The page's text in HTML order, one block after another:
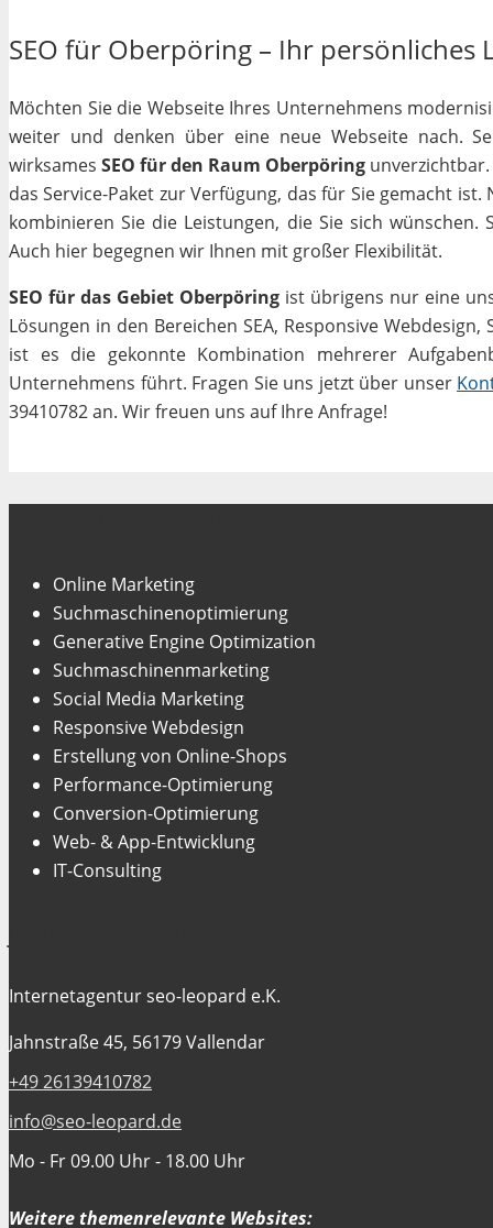
SEO für Oberpöring – Ihr persönliches
Möchten Sie die Webseite Ihres Unternehmens
weiter und denken über eine neue Webseite nach.
wirksames SEO für den Raum Oberpöring unverzichtbar.
das Service-Paket zur Verfügung, das für Sie gemacht
kombinieren Sie die Leistungen, die Sie sich wünschen.
Auch hier begegnen wir Ihnen mit großer Flexibilität.
SEO für das Gebiet Oberpöring ist übrigens nur eine
Lösungen in den Bereichen SEA, Responsive
ist es die gekonnte Kombination mehrerer
Unternehmens führt. Fragen Sie uns jetzt über unser
39410782 an. Wir freuen uns auf Ihre Anfrage!
Online Marketing
Suchmaschinenoptimierung
Generative Engine Optimization
Suchmaschinenmarketing
Social Media Marketing
Responsive Webdesign
Erstellung von Online-Shops
Performance-Optimierung
Conversion-Optimierung
Web- & App-Entwicklung
IT-Consulting
Internetagentur seo-leopard e.K.
Jahnstraße 45, 56179 Vallendar
+49 26139410782
info@seo-leopard.de
Mo - Fr 09.00 Uhr - 18.00 Uhr
Weitere themenrelevante Websites: